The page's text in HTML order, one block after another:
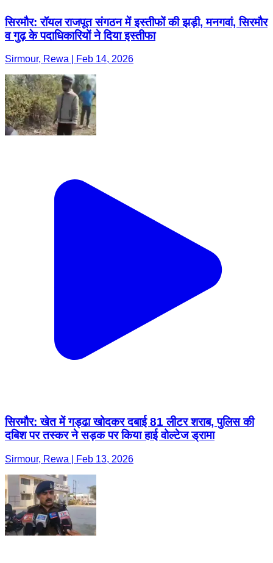
सिरमौर: रॉयल राजपूत संगठन में इस्तीफों की झड़ी, मनगवां, सिरमौर
व गुढ़ के पदाधिकारियों ने दिया इस्तीफा
Sirmour, Rewa | Feb 14, 2026
सिरमौर: खेत में गड्ढा खोदकर दबाई 81 लीटर शराब, पुलिस की
दबिश पर तस्कर ने सड़क पर किया हाई वोल्टेज ड्रामा
Sirmour, Rewa | Feb 13, 2026